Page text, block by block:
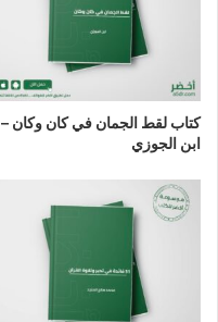
كتاب لقط الجمان في كان وكان –
ابن الجوزي